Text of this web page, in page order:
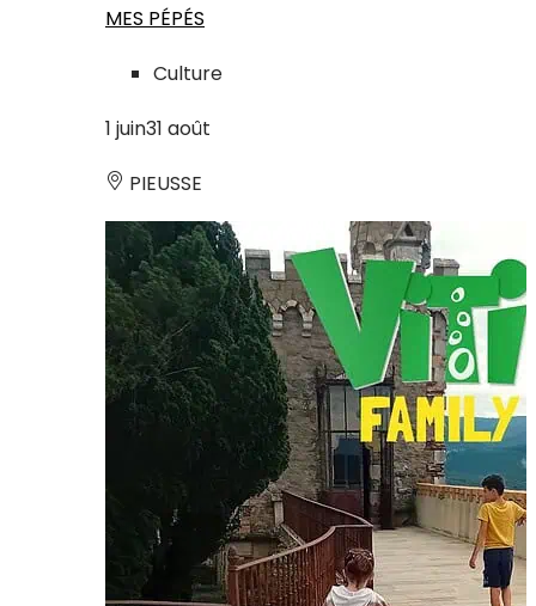
MES PÉPÉS
Culture
1 juin31 août
PIEUSSE